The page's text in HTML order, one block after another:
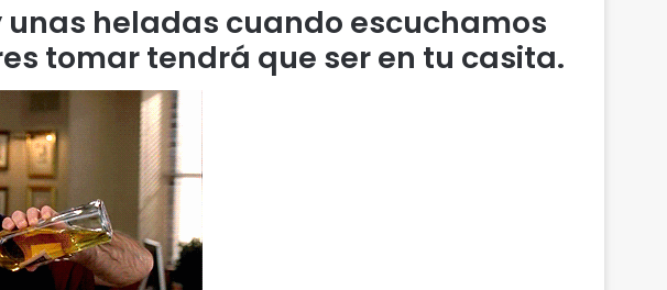
heladas cuando escuchamos
tomar tendrá que ser en tu casita.